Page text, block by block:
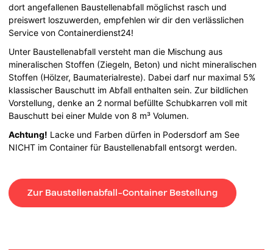
dort angefallenen Baustellenabfall möglichst rasch und
preiswert loszuwerden, empfehlen wir dir den verlässlichen
Service von Containerdienst24!
Unter Baustellenabfall versteht man die Mischung aus
mineralischen Stoffen (Ziegeln, Beton) und nicht mineralischen
Stoffen (Hölzer, Baumaterialreste). Dabei darf nur maximal 5%
klassischer Bauschutt im Abfall enthalten sein. Zur bildlichen
Vorstellung, denke an 2 normal befüllte Schubkarren voll mit
Bauschutt bei einer Mulde von 8 m³ Volumen.
Achtung! Lacke und Farben dürfen in Podersdorf am See
NICHT im Container für Baustellenabfall entsorgt werden.
Zur Baustellenabfall-Container Bestellung